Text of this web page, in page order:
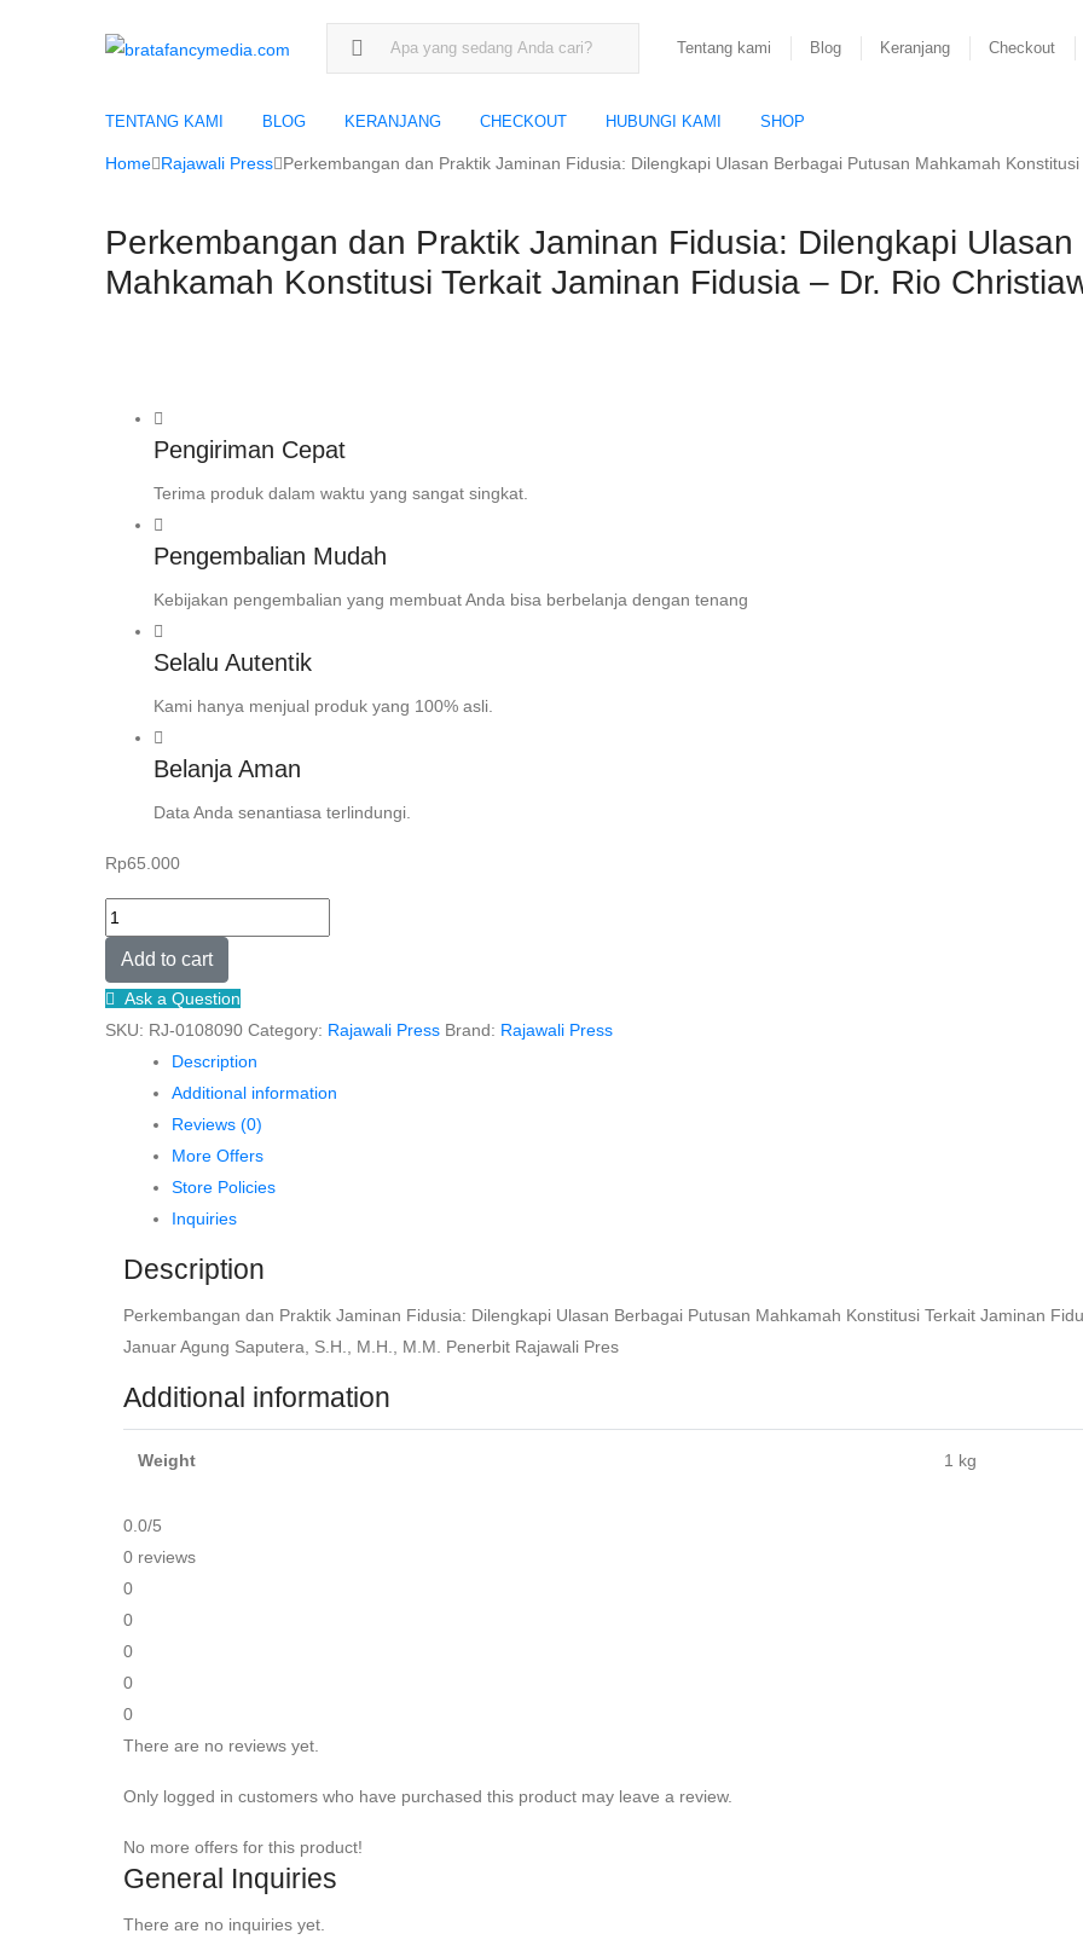
Search for:
Tentang kami Blog Keranjang Checkout
TENTANG KAMI BLOG KERANJANG CHECKOUT HUBUNGI KAMI SHOP
Home Rajawali Press Perkembangan dan Praktik Jaminan Fidusia: Dilengkapi Ulasan Berbagai Putusan Mahkamah
Perkembangan dan Praktik Jaminan Fidusia: Dilengkapi
Mahkamah Konstitusi Terkait Jaminan Fidusia – Dr. Rio
Pengiriman Cepat
Terima produk dalam waktu yang sangat singkat.
Pengembalian Mudah
Kebijakan pengembalian yang membuat Anda bisa berbelanja dengan tenang
Selalu Autentik
Kami hanya menjual produk yang 100% asli.
Belanja Aman
Data Anda senantiasa terlindungi.
Rp65.000
Perkembangan
dan
Praktik
Jaminan
Fidusia:
Dilengkapi
Ulasan
Berbagai
Putusan
Mahkamah
Konstitusi
Terkait
Fidusia
Add to cart
Ask a Question
SKU: RJ-0108090 Category: Rajawali Press Brand: Rajawali Press
Description
Additional information
Reviews (0)
More Offers
Store Policies
Inquiries
Description
Perkembangan dan Praktik Jaminan Fidusia: Dilengkapi Ulasan Berbagai Putusan Mahkamah Konstitusi Terkait Jaminan
Januar Agung Saputera, S.H., M.H., M.M. Penerbit Rajawali Pres
Additional information
Weight 1 kg
0.0/5
0 reviews
0
0
0
0
0
There are no reviews yet.
Only logged in customers who have purchased this product may leave a review.
No more offers for this product!
General Inquiries
There are no inquiries yet.